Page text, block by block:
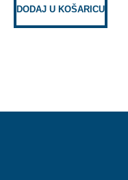
DODAJ U KOŠARICU